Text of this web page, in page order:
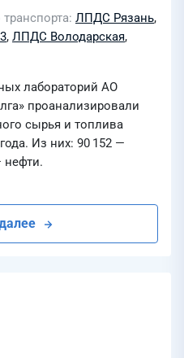
ЛПДС Рязань,
, ЛПДС Володарская,
лабораторий АО
проанализировали
сырья и топлива
Из них: 90 152 —
нефти.